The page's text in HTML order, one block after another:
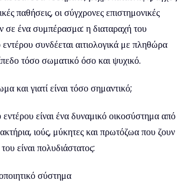
παθήσεις, οι σύγχρονες επιστημονικές
σε ένα συμπέρασμα: η διαταραχή του
συνδέεται αιτιολογικά με πληθώρα
τόσο σωματικό όσο και ψυχικό.
και γιατί είναι τόσο σημαντικό;
είναι ένα δυναμικό οικοσύστημα από
ιούς, μύκητες και πρωτόζωα που ζουν
είναι πολυδιάστατος:
σύστημα